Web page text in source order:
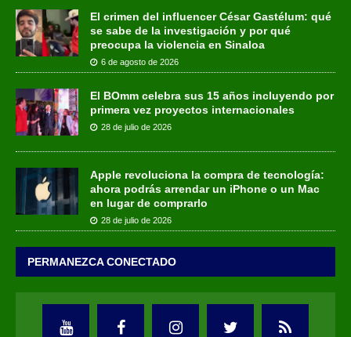
El crimen del influencer César Gastélum: qué
se sabe de la investigación y por qué
preocupa la violencia en Sinaloa
6 de agosto de 2026
El BOmm celebra sus 15 años incluyendo por
primera vez proyectos internacionales
28 de julio de 2026
Apple revoluciona la compra de tecnología:
ahora podrás arrendar un iPhone o un Mac
en lugar de comprarlo
28 de julio de 2026
PERMANEZCA CONECTADO